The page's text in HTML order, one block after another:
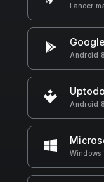
Lancer
Android
Android
Windows